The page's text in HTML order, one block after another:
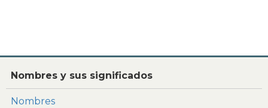
Nombres y sus significados
Nombres